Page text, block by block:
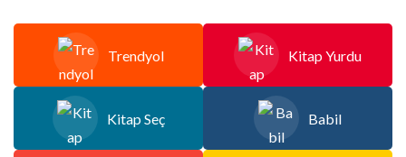
Trendyol Kitap Yurdu
Kitap Seç Babil